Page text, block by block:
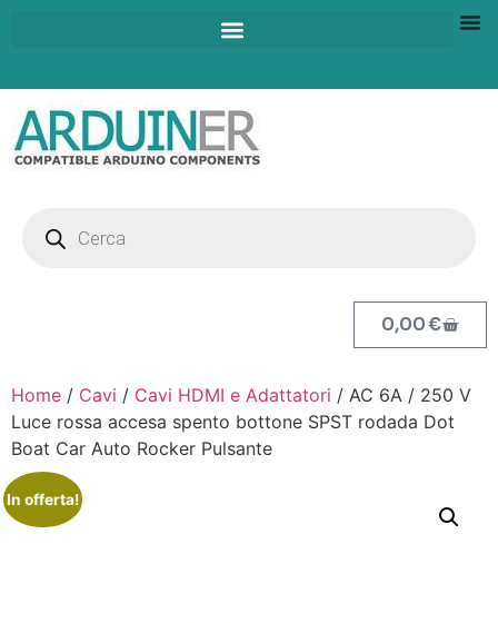
0,00€
Home / Cavi / Cavi HDMI e Adattatori / AC 6A / 250 V
Luce rossa accesa spento bottone SPST rodada Dot
Boat Car Auto Rocker Pulsante
In offerta!